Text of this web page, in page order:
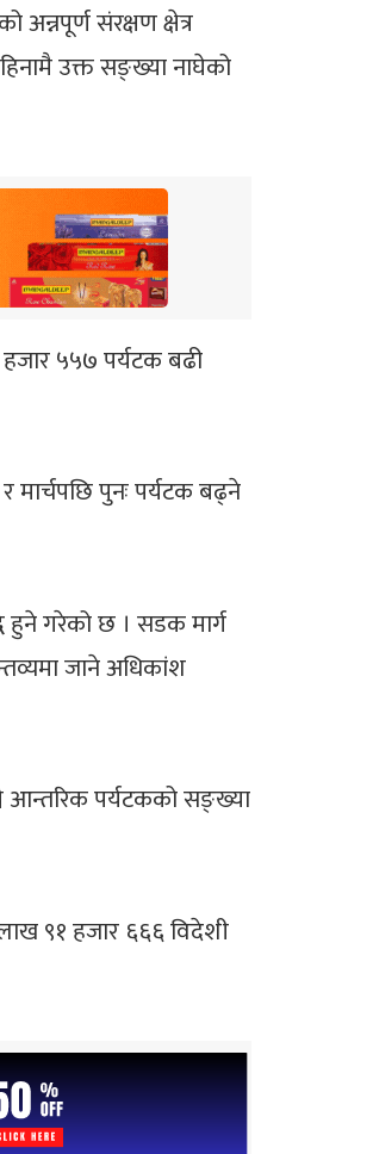
संरक्षण क्षेत्र
उक्त सङ्ख्या नाघेको
५५७ पर्यटक बढी
मार्चपछि पुनः पर्यटक बढ्ने
हुने गरेको छ । सडक मार्ग
जाने अधिकांश
आन्तरिक पर्यटकको सङ्ख्या
९१ हजार ६६६ विदेशी